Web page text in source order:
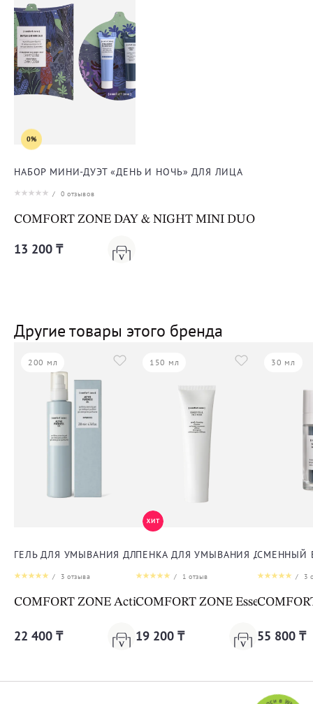
0%
НАБОР МИНИ-ДУЭТ «ДЕНЬ И НОЧЬ» ДЛЯ ЛИЦА
/ 0 отзывов
COMFORT ZONE DAY & NIGHT MINI DUO
13 200 ₸
Другие товары этого бренда
200 мл
ГЕЛЬ ДЛЯ УМЫВАНИЯ ДЛЯ ЛИЦА
/ 3 отзыва
COMFORT ZONE Active Pureness Gel
22 400 ₸
150 мл
ПЕНКА ДЛЯ УМЫВАНИЯ ДЛЯ ЛИЦА
/ 1 отзыв
COMFORT ZONE Essential Face
19 200 ₸
30 мл
СМЕННЫЙ
/ 3
55 800 ₸